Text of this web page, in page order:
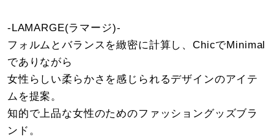
-LAMARGE(ラマージ)-
フォルムとバランスを緻密に計算し、ChicでMinimal
でありながら
女性らしい柔らかさを感じられるデザインのアイテ
ムを提案。
知的で上品な女性のためのファッショングッズブラ
ンド。